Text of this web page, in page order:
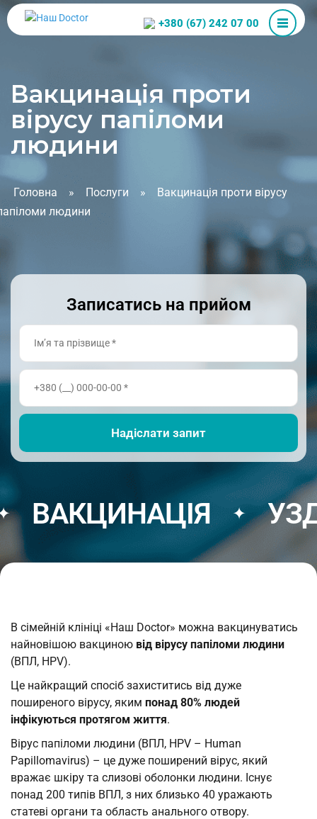
+380 (67) 242 07 00
Вакцинація проти
вірусу папіломи
людини
Головна » Послуги »
Вакцинація проти вірусу
людини
Записатись на прийом
УЗД ✦
В сімейній клініці «Наш Doctor» можна вакцинуватись
найновішою вакциною від вірусу папіломи людини
(ВПЛ, HPV).
Це найкращий спосіб захиститись від дуже
поширеного вірусу, яким понад 80% людей
інфікуються протягом життя.
Вірус папіломи людини (ВПЛ, HPV – Human
Papillomavirus) – це дуже поширений вірус, який
вражає шкіру та слизові оболонки людини. Існує
понад 200 типів ВПЛ, з них близько 40 уражають
статеві органи та область анального отвору.